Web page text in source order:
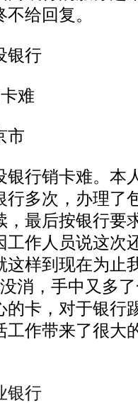
给回复。
行
难
市
行销卡难。本
行多次，办理了
，最后按银行要
工作人员说这次
这样到现在为止
消，手中又多
的卡，对于银行
工作带来了很大
银行